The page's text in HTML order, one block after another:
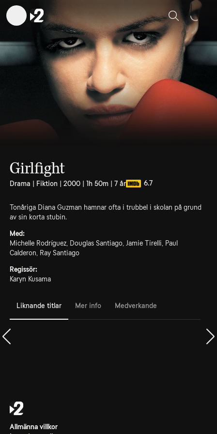
Sök
Girlfight
Drama | Fiktion | 2000 | 1h 50m | 7 år 6.7
Tonåriga Diana Guzman hamnar ofta i trubbel i skolan på grund
av sin korta stubin.
Med:
Michelle Rodríguez, Douglas Santiago, Jamie Tirelli, Paul
Calderon, Ray Santiago
Regissör:
Karyn Kusama
Liknande titlar Mer info Medverkande
Allmänna villkor